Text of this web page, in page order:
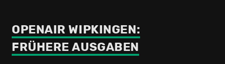
OPENAIR WIPKINGEN:
FRÜHERE AUSGABEN